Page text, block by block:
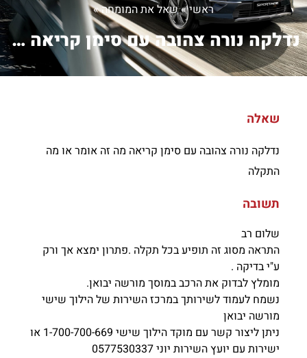
ראשי»שאל את המומחה»
נדלקה נורה צהובה עם סימן קריאה מה זה ...
שאלה
נדלקה נורה צהובה עם סימן קריאה מה זה אומר או מה
התקלה
תשובה
שלום רב
התראה מסוג זה תופיע בכל תקלה .פתרון ימצא אך ורק
ע"י בדיקה .
מומלץ לבדוק את הרכב במוסך מורשה יבואן.
נשמח לעמוד לשירותך במרכז השירות של הילוך שישי
מורשה יבואן
ניתן ליצור קשר עם מוקד הילוך שישי 1-700-700-669 או
ישירות עם יועץ השירות יוני 0577530337